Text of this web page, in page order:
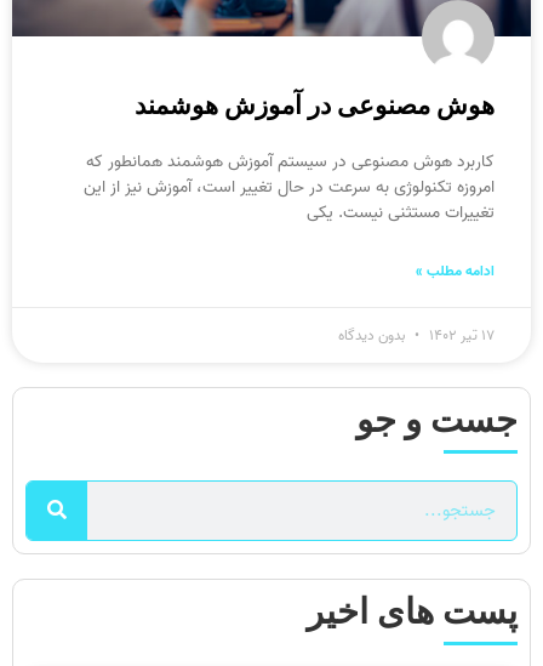
هوش مصنوعی در آموزش هوشمند
کاربرد هوش مصنوعی در سیستم آموزش هوشمند همانطور که
امروزه تکنولوژی به سرعت در حال تغییر است، آموزش نیز از این
تغییرات مستثنی نیست. یکی
ادامه مطلب »
۱۷ تیر ۱۴۰۲ بدون دیدگاه
جست و جو
پست های اخیر